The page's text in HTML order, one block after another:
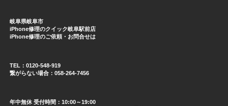
岐阜県岐阜市
iPhone修理のクイック岐阜駅前店
iPhone修理のご依頼・お問合せは
TEL：0120-548-919
繋がらない場合：058-264-7456
年中無休 受付時間：10:00～19:00